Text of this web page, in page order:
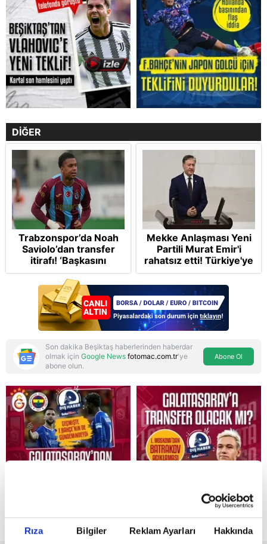
Rıza Bilgiler Reklam Ayarları Hakkında
Reddet
DİĞER
Trabzonspor’da Noah
Saviolo’dan transfer
itirafı! ‘Başkasını
izlemeye geldi’
Mekke Anlaşması Yeni
Partili Murat Emir'i
rahatsız etti! Türkiye'ye
"paralı muhafız" rolü
biçti
Son dakika Beşiktaş haberlerinden haberdar
olmak için Google News fotomac.com.tr'ye
abone olun.
Abone Ol